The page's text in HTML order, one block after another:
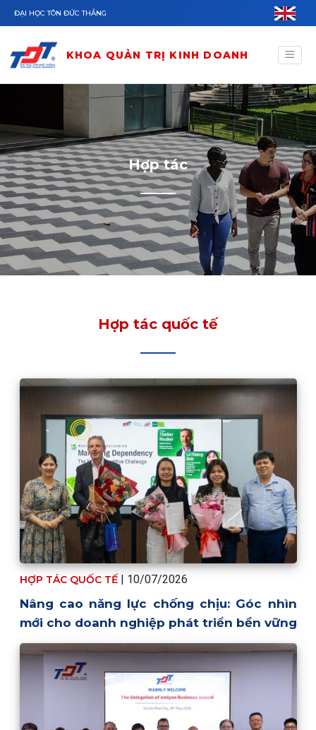
Nhảy đến nội dung
ĐẠI HỌC TÔN ĐỨC THẮNG
KHOA QUẢN TRỊ KINH DOANH
Hợp tác
Hợp tác quốc tế
HỢP TÁC QUỐC TẾ | 10/07/2026
Nâng cao năng lực chống chịu: Góc nhìn
mới cho doanh nghiệp phát triển bền vững